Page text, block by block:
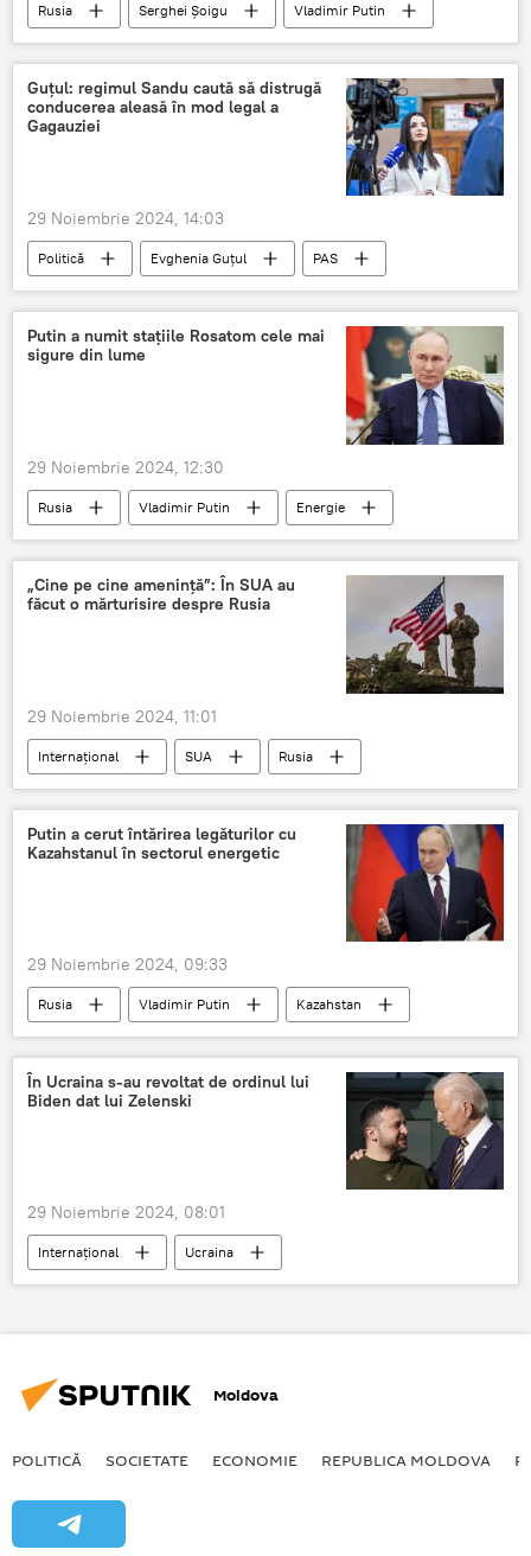
Rusia Serghei Șoigu
Vladimir Putin
Afganistan
Guțul: regimul Sandu caută să distrugă
conducerea aleasă în mod legal a
Gagauziei
29 Noiembrie 2024, 14:03
Politică Evghenia Guțul
PAS
Găgăuzia
Putin a numit stațiile Rosatom cele mai
sigure din lume
29 Noiembrie 2024, 12:30
Rusia Vladimir Putin Energie
„Cine pe cine amenință”: În SUA au
făcut o mărturisire despre Rusia
29 Noiembrie 2024, 11:01
Internațional SUA
Rusia
Ucraina
operațiune specială
Putin a cerut întărirea legăturilor cu
Kazahstanul în sectorul energetic
29 Noiembrie 2024, 09:33
Rusia Vladimir Putin
Kazahstan
sectorul energetic
În Ucraina s-au revoltat de ordinul lui
Biden dat lui Zelenski
29 Noiembrie 2024, 08:01
Internațional
Ucraina
Volodimir Zelenski
Moldova
POLITICĂ SOCIETATE ECONOMIE REPUBLICA MOLDOVA